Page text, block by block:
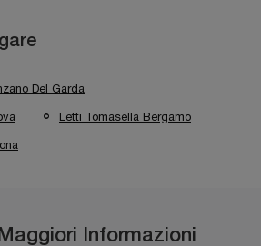
Del Garda
Letti Tomasella Bergamo
Informazioni